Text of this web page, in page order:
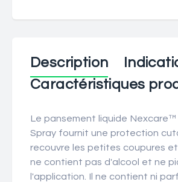
Description
Caractéristiques
Le pansement liquide
Spray fournit une protection
recouvre les petites coupures
ne contient pas d'alcool et ne
l'application. Il ne contient ni